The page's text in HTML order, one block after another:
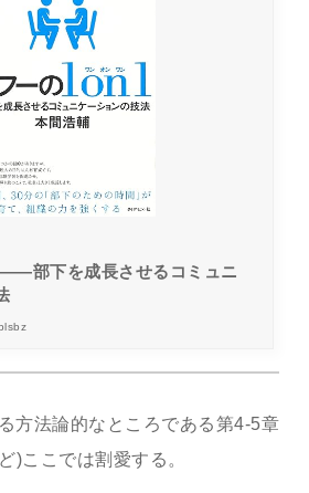
部下を成長させるコミュニ
方法論的なところである第4-5章
)ここでは割愛する。